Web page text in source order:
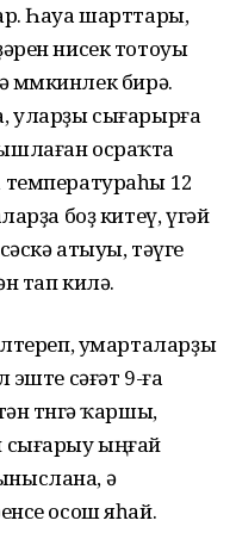
Һауа шарттары,
нисек тотоуы
мөмкинлек бирә.
уларҙы сығарырға
осраҡта
12
боҙ китеү, үгәй
атыуы, тәүге
тап килә.
умарталарҙы
сәғәт 9-ға
төнгә ҡаршы,
ыңғай
ә
осош яһай.